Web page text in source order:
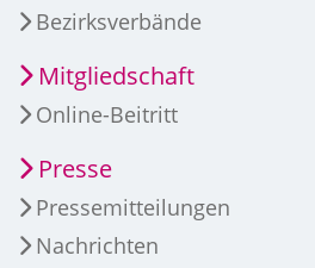
Bezirksverbände
Mitgliedschaft
Online-Beitritt
Presse
Pressemitteilungen
Nachrichten